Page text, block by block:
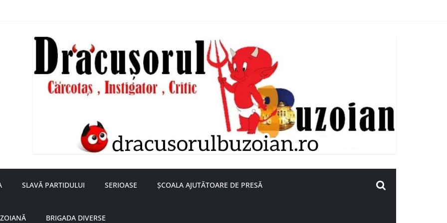
SLAVĂ PARTIDULUI SERIOASE ȘCOALA AJUTĂTOARE DE PRESĂ
BRIGADA DIVERSE